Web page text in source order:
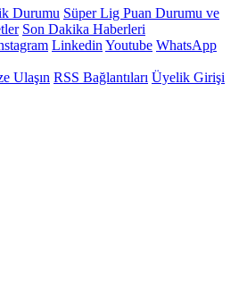
Durumu Süper Lig Puan Durumu ve
Son Dakika Haberleri
Linkedin Youtube WhatsApp
Ulaşın RSS Bağlantıları Üyelik Girişi